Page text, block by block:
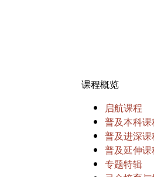
课程概览
启航课程
普及本科课
普及进深课
普及延伸课
专题特辑